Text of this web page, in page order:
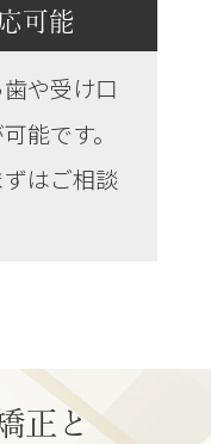
可能
や受け口
能です。
はご相談
正と